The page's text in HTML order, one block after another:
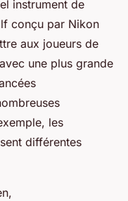
instrument de
conçu par Nikon
aux joueurs de
une plus grande
les
différentes